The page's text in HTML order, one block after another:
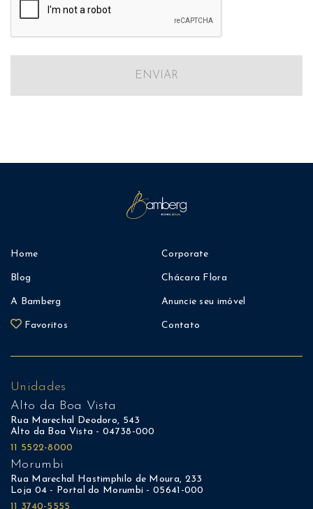
ENVIAR
Home
Blog
A Bamberg
Favoritos
Corporate
Chácara Flora
Anuncie seu imóvel
Contato
Unidades
Alto da Boa Vista
Rua Marechal Deodoro, 543
Alto da Boa Vista - 04738-000
11 5522-8000
Morumbi
Rua Marechal Hastimphilo de Moura, 233
Loja 04 - Portal do Morumbi - 05641-000
11 3740-5555